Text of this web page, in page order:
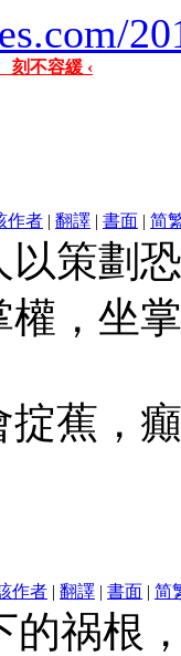
刻不容緩 ‹
作者 | 翻譯 | 書面 | 简
以策劃
權，坐
掟蕉，
作者 | 翻譯 | 書面 | 简
的祸根